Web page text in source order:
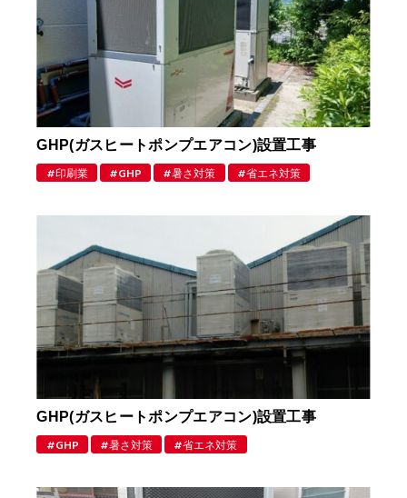
GHP(ガスヒートポンプエアコン)設置工事
印刷業 GHP 暑さ対策 省エネ対策
GHP(ガスヒートポンプエアコン)設置工事
GHP 暑さ対策 省エネ対策